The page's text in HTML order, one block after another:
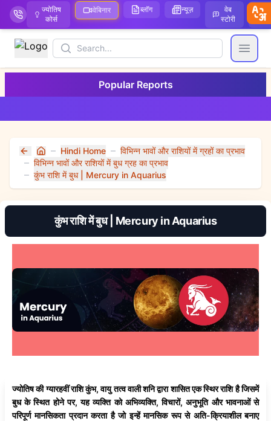
ज्योतिष
कोर्स
वेबिनार ब्लॉग न्यूज़
वेब
स्टोरी
Search
Open
Popular Reports
Home Hindi Home
विभिन्न भावों और राशियों में ग्रहों का प्रभाव
विभिन्न भावों और राशियों में बुध ग्रह का प्रभाव
कुंभ राशि में बुध | Mercury in Aquarius
कुंभ राशि में बुध | Mercury in Aquarius
ज्योतिष की ग्यारहवीं राशि कुंभ, वायु तत्व वाली शनि द्वारा शासित एक स्थिर राशि है जिसमें
बुध के स्थित होने पर, यह व्यक्ति को अभिव्यक्ति, विचारों, अनुभूति और भावनाओं से
परिपूर्ण मानसिकता प्रदान करता है जो इन्हें मानसिक रूप से अति-क्रियाशील बनाए